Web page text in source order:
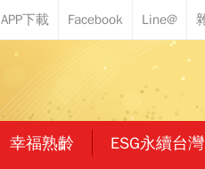
幸福熟齡 ESG永續台灣